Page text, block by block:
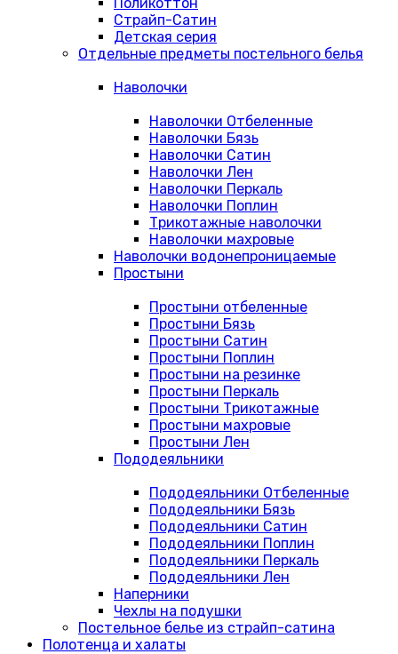
Страйп-Сатин
Детская серия
Отдельные предметы постельного белья
Наволочки
Наволочки Отбеленные
Наволочки Бязь
Наволочки Сатин
Наволочки Лен
Наволочки Перкаль
Наволочки Поплин
Трикотажные наволочки
Наволочки махровые
Наволочки водонепроницаемые
Простыни
Простыни отбеленные
Простыни Бязь
Простыни Сатин
Простыни Поплин
Простыни на резинке
Простыни Перкаль
Простыни Трикотажные
Простыни махровые
Простыни Лен
Пододеяльники
Пододеяльники Отбеленные
Пододеяльники Бязь
Пододеяльники Сатин
Пододеяльники Поплин
Пододеяльники Перкаль
Пододеяльники Лен
Наперники
Чехлы на подушки
Постельное белье из страйп-сатина
Полотенца и халаты